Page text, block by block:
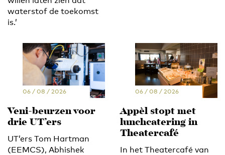
waterstof de toekomst
is.’
06 / 08 / 2026
Veni-beurzen voor
drie UT’ers
UT’ers Tom Hartman
(EEMCS), Abhishek
06 / 08 / 2026
Appèl stopt met
lunchcatering in
Theatercafé
In het Theatercafé van